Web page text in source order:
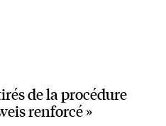
de la procédure
renforcé »